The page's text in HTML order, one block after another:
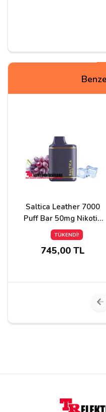
Yorum Yapın
Yorumunuz*
Saltica Leather 7000
Puff Bar 50mg Nikotin
Grape İce
TÜKENDİ!
745,00 TL